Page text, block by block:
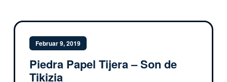
Februar 9, 2019
Piedra Papel Tijera – Son de
Tikizia